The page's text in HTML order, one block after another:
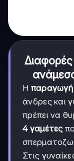
Η
άνδρες και
πρέπει να
4 γαμέτες
Στις